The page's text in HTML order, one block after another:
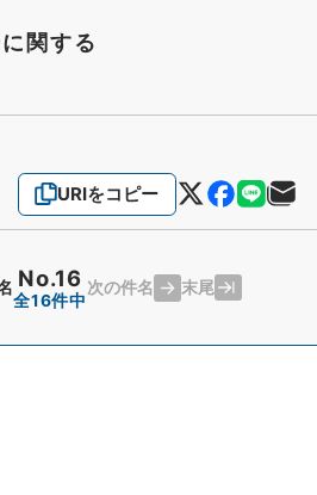
関する
URIをコピー
No.16
全16件中
次の件名 末尾